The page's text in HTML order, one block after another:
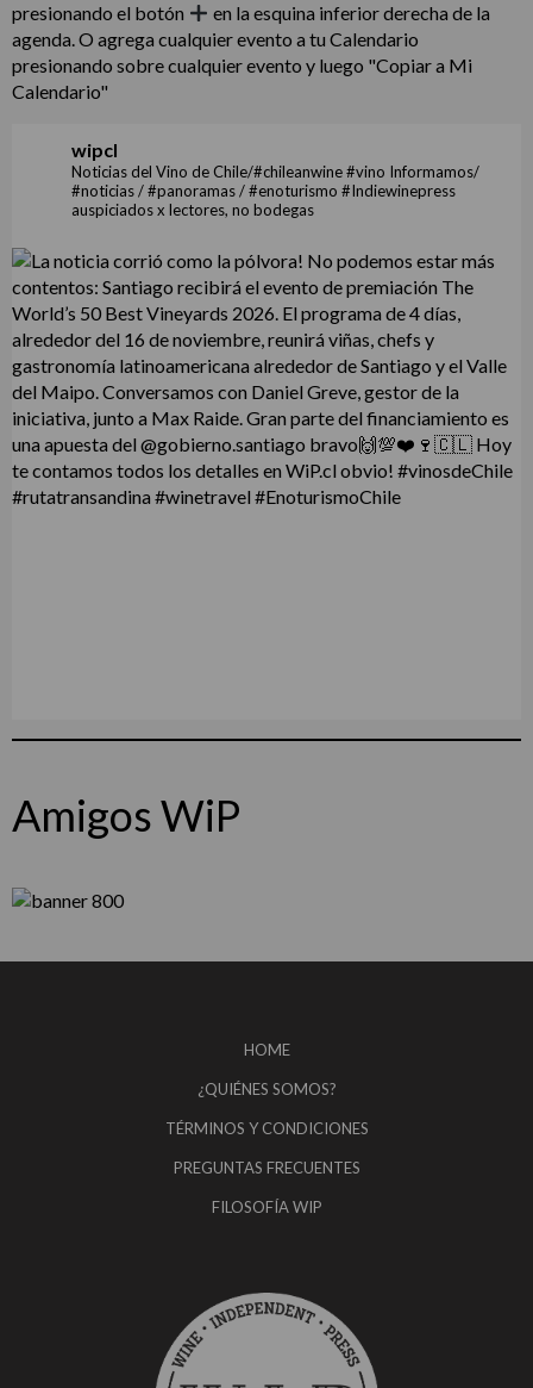
presionando el botón
en la esquina inferior derecha de la
agenda. O agrega cualquier evento a tu Calendario
presionando sobre cualquier evento y luego "Copiar a Mi
Calendario"
wipcl
Noticias del Vino de Chile/#chileanwine #vino Informamos/
#noticias / #panoramas / #enoturismo #Indiewinepress
auspiciados x lectores, no bodegas
Amigos WiP
HOME
¿QUIÉNES SOMOS?
TÉRMINOS Y CONDICIONES
PREGUNTAS FRECUENTES
FILOSOFÍA WIP